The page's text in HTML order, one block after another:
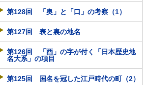
第128回 「奥」と「口」の考察（1）
第127回 表と裏の地名
第126回 「酉」の字が付く「日本歴史地
名大系」の項目
第125回 国名を冠した江戸時代の町（2）